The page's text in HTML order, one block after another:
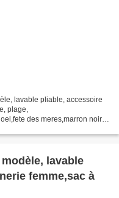
lavable pliable, accessoire
plage,
des meres,marron noir
lavable
femme,sac à